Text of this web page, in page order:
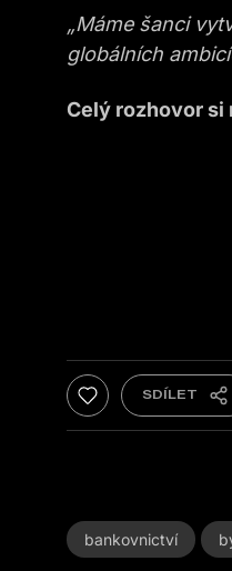
„Máme šanci
globálních
Celý rozhovor si
bankovnictví